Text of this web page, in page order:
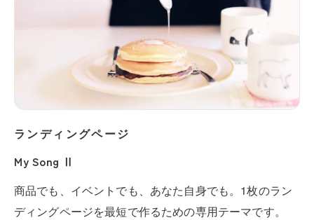
ランディングページ
My Song Ⅱ
商品でも、イベントでも、あなた自身でも。1枚のラン
ディングページを最短で作るための専用テーマです。